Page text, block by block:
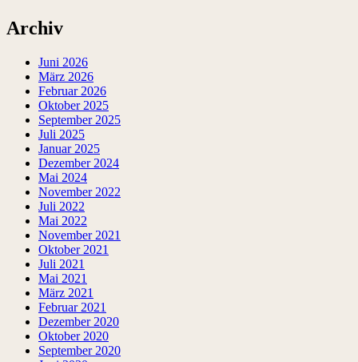
Archiv
Juni 2026
März 2026
Februar 2026
Oktober 2025
September 2025
Juli 2025
Januar 2025
Dezember 2024
Mai 2024
November 2022
Juli 2022
Mai 2022
November 2021
Oktober 2021
Juli 2021
Mai 2021
März 2021
Februar 2021
Dezember 2020
Oktober 2020
September 2020